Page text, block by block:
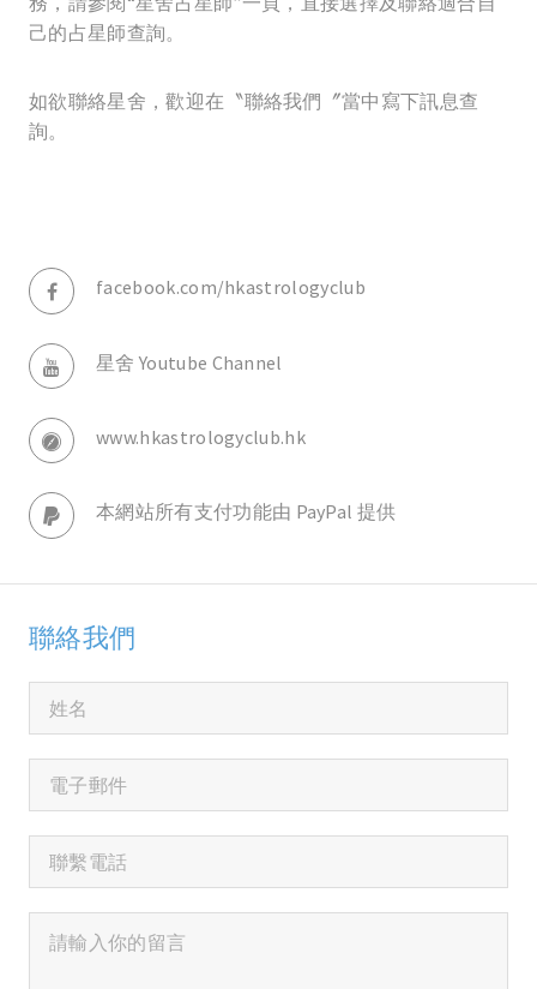
己的占星師查詢。
如欲聯絡星舍，歡迎在〝聯絡我們〞當中寫下訊息查
詢。
facebook.com/hkastrologyclub
星舍 Youtube Channel
www.hkastrologyclub.hk
本網站所有支付功能由 PayPal 提供
聯絡我們